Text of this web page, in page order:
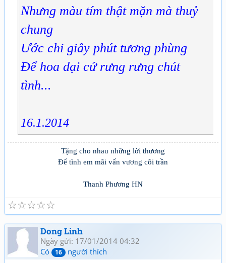
Nhưng màu tím thật mặn mà thuỷ
chung
Ước chi giây phút tương phùng
Để hoa dại cứ rưng rưng chút
tình...
16.1.2014
Tặng cho nhau những lời thương
Để tình em mãi vấn vương cõi trần
Thanh Phương HN
☆
☆
☆
☆
☆
Dong Linh
Ngày gửi: 17/01/2014 04:32
Có
16 người thích